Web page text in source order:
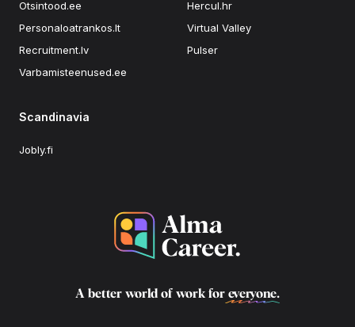
Otsintood.ee
Personaloatrankos.lt
Recruitment.lv
Varbamisteenused.ee
Hercul.hr
Virtual Valley
Pulser
Scandinavia
Jobly.fi
A better world of work for everyone.